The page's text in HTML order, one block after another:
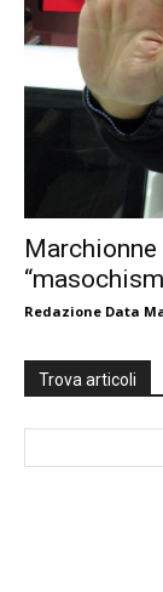
Marchionne
Redazione Data
Trova articoli